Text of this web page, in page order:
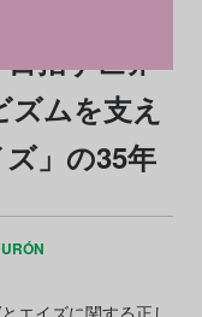
指す世界
ムを支え
」の35年
エイズに関する正し